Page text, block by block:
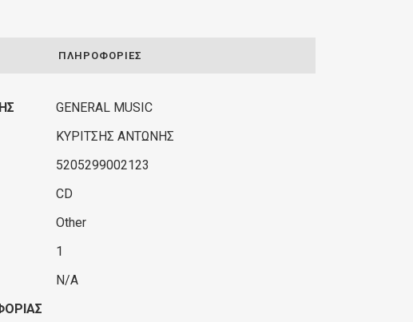
ΠΛΗΡΟΦΟΡΊΕΣ
GENERAL MUSIC
ΚΥΡΙΤΣΗΣ ΑΝΤΩΝΗΣ
5205299002123
CD
Other
1
N/A